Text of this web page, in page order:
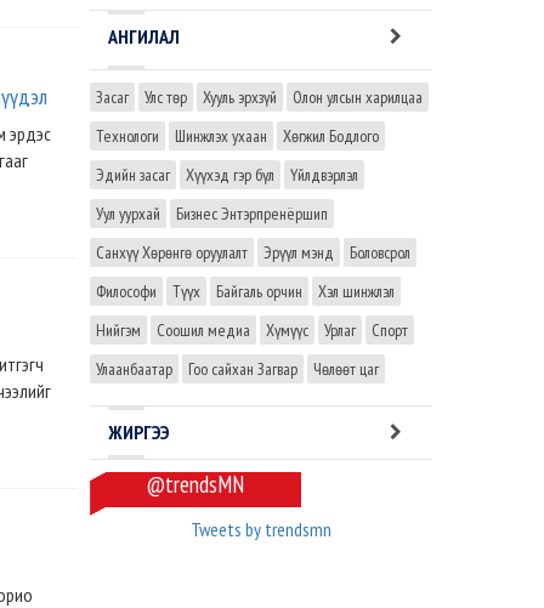
эрдэс
АНГИЛАЛ
Засаг Улс төр Хууль эрхзүй
Олон улсын харилцаа
Технологи
Шинжлэх ухаан
Хөгжил Бодлого
Эдийн засаг
Хүүхэд гэр бүл
Үйлдвэрлэл
Уул уурхай
Бизнес Энтэрпренёршип
Санхүү Хөрөнгө оруулалт
Эрүүл мэнд
Боловсрол
Философи
Түүх Байгаль орчин
Хэл шинжлэл
Нийгэм
Соошил медиа Хүмүүс Урлаг
Спорт
Улаанбаатар
Гоо сайхан Загвар Чөлөөт цаг
ЖИРГЭЭ
@trendsMN
Tweets by trendsmn